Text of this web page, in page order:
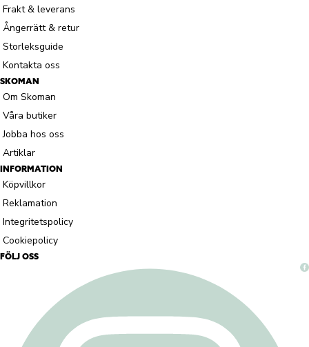
Frakt & leverans
Ångerrätt & retur
Storleksguide
Kontakta oss
SKOMAN
Om Skoman
Våra butiker
Jobba hos oss
Artiklar
INFORMATION
Köpvillkor
Reklamation
Integritetspolicy
Cookiepolicy
FÖLJ OSS